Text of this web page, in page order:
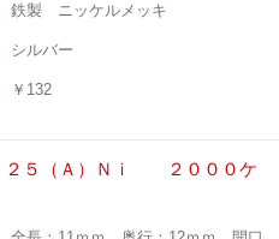
鉄製 ニッケルメッキ
シルバー
￥ 132
２５（Ａ）Ｎｉ ２０００ケ